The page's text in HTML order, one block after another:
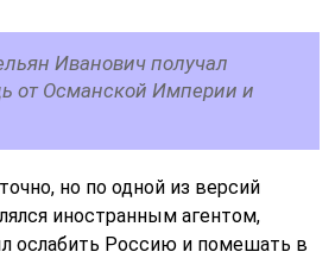
Иванович получал
от Османской Империи и
но по одной из версий
иностранным агентом,
ослабить Россию и помешать в